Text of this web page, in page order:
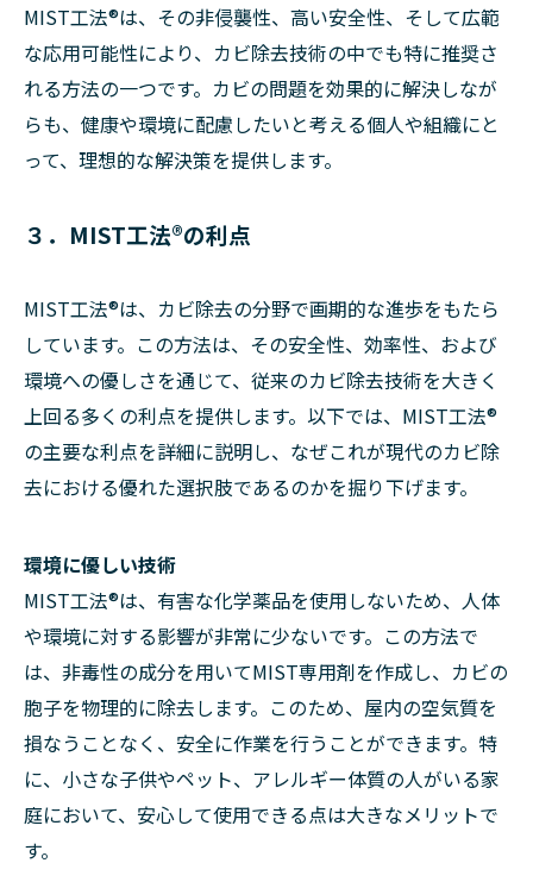
MIST工法®は、その非侵襲性、高い安全性、そして広範
な応用可能性により、カビ除去技術の中でも特に推奨さ
れる方法の一つです。カビの問題を効果的に解決しなが
らも、健康や環境に配慮したいと考える個人や組織にと
って、理想的な解決策を提供します。
３．MIST工法®の利点
MIST工法®は、カビ除去の分野で画期的な進歩をもたら
しています。この方法は、その安全性、効率性、および
環境への優しさを通じて、従来のカビ除去技術を大きく
上回る多くの利点を提供します。以下では、MIST工法®
の主要な利点を詳細に説明し、なぜこれが現代のカビ除
去における優れた選択肢であるのかを掘り下げます。
環境に優しい技術
MIST工法®は、有害な化学薬品を使用しないため、人体
や環境に対する影響が非常に少ないです。この方法で
は、非毒性の成分を用いてMIST専用剤を作成し、カビの
胞子を物理的に除去します。このため、屋内の空気質を
損なうことなく、安全に作業を行うことができます。特
に、小さな子供やペット、アレルギー体質の人がいる家
庭において、安心して使用できる点は大きなメリットで
す。